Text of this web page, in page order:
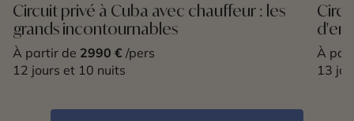
Circuit privé à Cuba avec chauffeur : les
grands incontournables
À partir de 2990 € /pers
12 jours et 10 nuits
À
13